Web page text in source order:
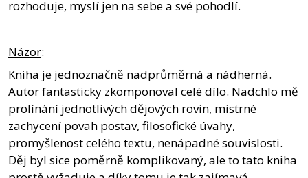
rozhoduje, myslí jen na sebe a své pohodlí.
Názor:
Kniha je jednoznačně nadprůměrná a nádherná.
Autor fantasticky zkomponoval celé dílo. Nadchlo mě
prolínání jednotlivých dějových rovin, mistrné
zachycení povah postav, filosofické úvahy,
promyšlenost celého textu, nenápadné souvislosti.
Děj byl sice poměrně komplikovaný, ale to tato kniha